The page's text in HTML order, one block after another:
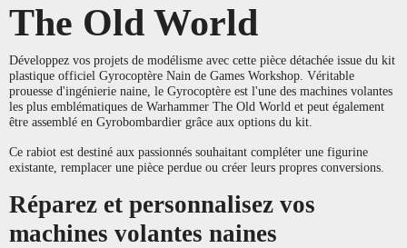
The Old World
Développez vos projets de modélisme avec cette pièce détachée issue du kit
plastique officiel Gyrocoptère Nain de Games Workshop. Véritable
prouesse d'ingénierie naine, le Gyrocoptère est l'une des machines volantes
les plus emblématiques de Warhammer The Old World et peut également
être assemblé en Gyrobombardier grâce aux options du kit.
Ce rabiot est destiné aux passionnés souhaitant compléter une figurine
existante, remplacer une pièce perdue ou créer leurs propres conversions.
Réparez et personnalisez vos
machines volantes naines